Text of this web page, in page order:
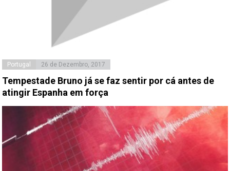
Portugal 26 de Dezembro, 2017
Tempestade Bruno já se faz sentir por cá antes de
atingir Espanha em força